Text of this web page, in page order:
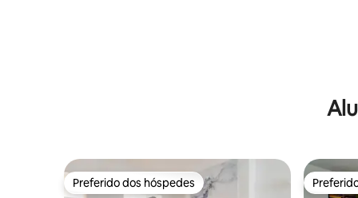
Preferido dos hóspedes
Preferido dos hóspedes